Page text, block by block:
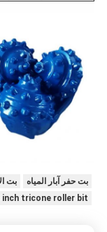
بت حفر آبار المياه
بت
inch tricone roller bit